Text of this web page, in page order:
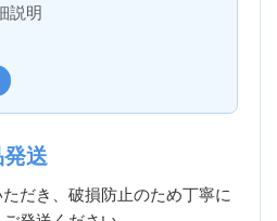
説明
送
だき、破損防止のため丁寧に